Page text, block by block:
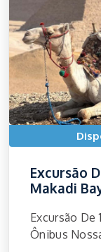
Excursão
Makadi
Excursão De
Ônibus